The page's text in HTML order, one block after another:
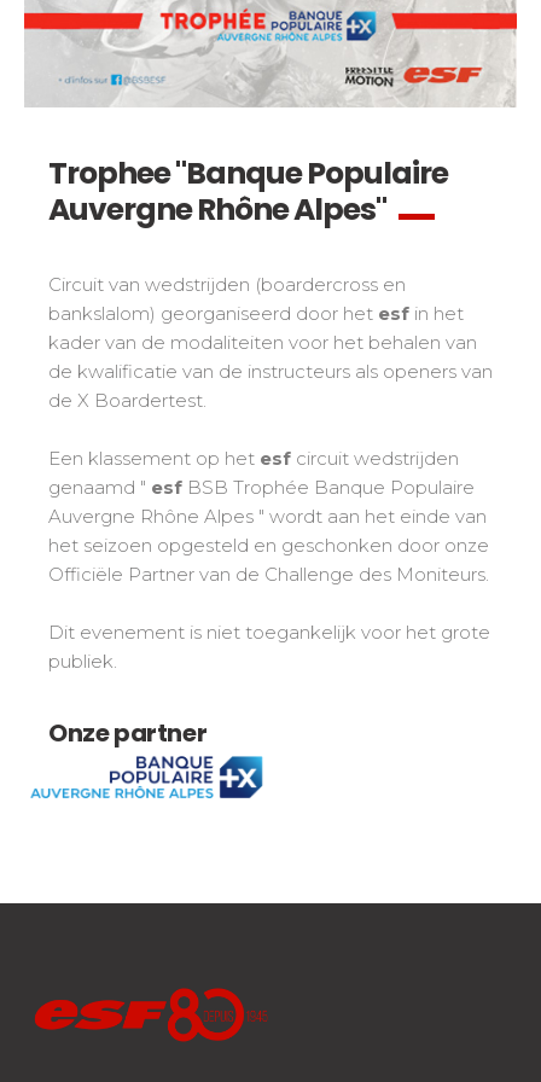
Savoie 83
Haute-Savoie 33
Isère
Massif Central
Pyreneeën
Vosges 4
Corsica 1
Vanaf de Kleine Beer tot de Gouden Ster
Tieners en volwassenen
Alle niveaus
Prestaties
Zij aa zij staan met concurrenten
Tests freestyle
Kinderen en tieners
Voor alle "riders"
Savoir-faire esf
75 jaar ervaring
Veiligheid
Is voor ons een prioriteit!
Wedstrijden
Presentatie van de
Challenge des moniteurs
Nordic Skiercross
Les résultats par épreuves
Bank Slalom Boarder
Qualification Stagiaires
Les résultats par épreuves
Trophee "Banque Populaire
Auvergne Rhône Alpes"
Circuit van wedstrijden (boardercross en
bankslalom) georganiseerd door het esf in het
kader van de modaliteiten voor het behalen van
de kwalificatie van de instructeurs als openers van
de X Boardertest.
Een klassement op het esf circuit wedstrijden
genaamd " esf BSB Trophée Banque Populaire
Auvergne Rhône Alpes " wordt aan het einde van
het seizoen opgesteld en geschonken door onze
Officiële Partner van de Challenge des Moniteurs.
Dit evenement is niet toegankelijk voor het grote
publiek.
Onze partner